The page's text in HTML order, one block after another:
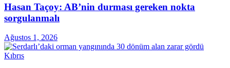
Hasan Taçoy: AB’nin durması gereken nokta
sorgulanmalı
Ağustos 1, 2026
Kıbrıs